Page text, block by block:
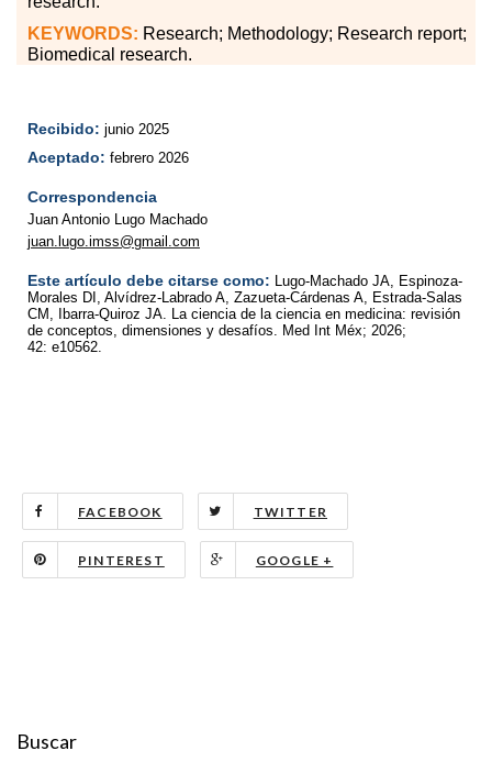
KEYWORDS: Research; Methodology; Research report;
Biomedical research.
Recibido: junio 2025
Aceptado: febrero 2026
Correspondencia
Juan Antonio Lugo Machado
juan.lugo.imss@gmail.com
Este artículo debe citarse como: Lugo-Machado JA, Espinoza-
Morales DI, Alvídrez-Labrado A, Zazueta-Cárdenas A, Estrada-Salas
CM, Ibarra-Quiroz JA. La ciencia de la ciencia en medicina: revisión
de conceptos, dimensiones y desafíos. Med Int Méx; 2026;
42: e10562.
FACEBOOK TWITTER
PINTEREST GOOGLE +
Buscar